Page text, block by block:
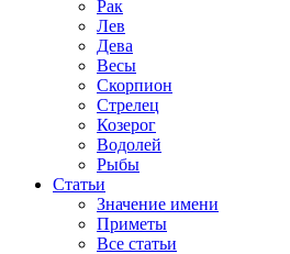
Рак
Лев
Дева
Весы
Скорпион
Стрелец
Козерог
Водолей
Рыбы
Статьи
Значение имени
Приметы
Все статьи